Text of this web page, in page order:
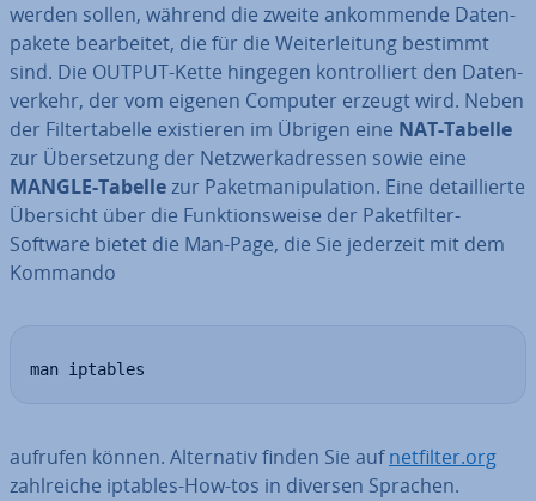
werden sollen, während die zweite an­kom­men­de Da­ten­
pa­ke­te be­ar­bei­tet, die für die Wei­ter­lei­tung bestimmt
sind. Die OUTPUT-Kette hingegen kon­trol­liert den Da­ten­
ver­kehr, der vom eigenen Computer erzeugt wird. Neben
der Fil­ter­ta­bel­le exis­tie­ren im Übrigen eine NAT-Tabelle
zur Über­set­zung der Netz­werk­adres­sen sowie eine
MANGLE-Tabellezur Pa­ket­ma­ni­pu­la­ti­on. Eine de­tail­lier­te
Übersicht über die Funk­ti­ons­wei­se der Pa­ket­fil­ter-
Software bietet die Man-Page, die Sie jederzeit mit dem
Kommando
man iptables
aufrufen können. Al­ter­na­tiv finden Sie aufnetfilter.org
zahl­rei­che iptables-How-tos in diversen Sprachen.